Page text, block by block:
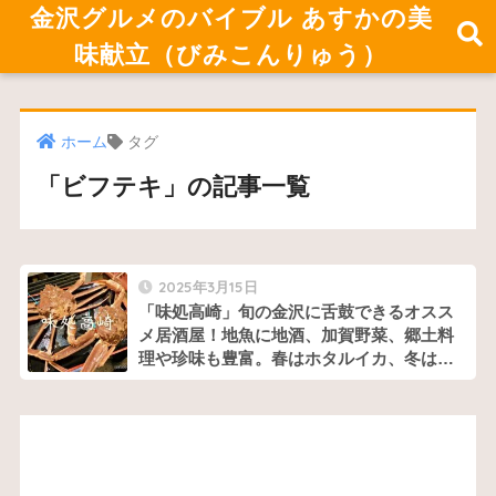
金沢グルメのバイブル あすかの美
味献立（びみこんりゅう）
ホーム タグ
「ビフテキ」の記事一覧
2025年3月15日
「味処高崎」旬の金沢に舌鼓できるオスス
メ居酒屋！地魚に地酒、加賀野菜、郷土料
理や珍味も豊富。春はホタルイカ、冬は加
能ガニ三昧！